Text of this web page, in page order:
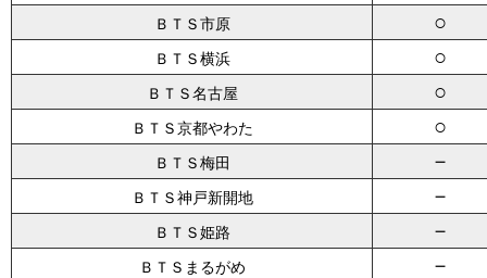
ＢＴＳ市原 ○
ＢＴＳ横浜 ○
ＢＴＳ名古屋 ○
ＢＴＳ京都やわた ○
ＢＴＳ梅田 －
ＢＴＳ神戸新開地 －
ＢＴＳ姫路 －
ＢＴＳまるがめ －